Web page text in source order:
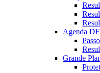
Agenda DF
Grande